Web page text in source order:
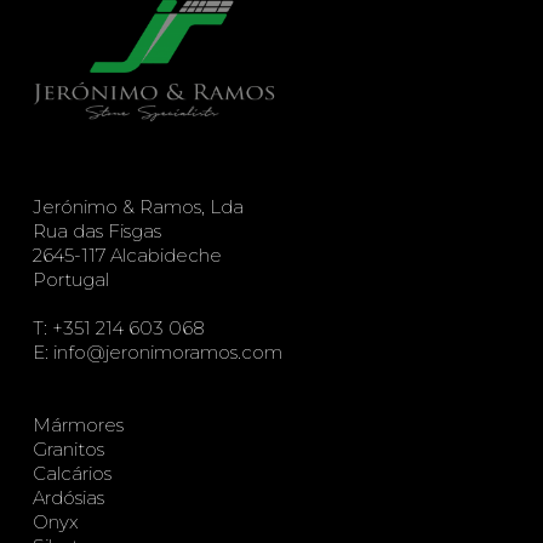
Jerónimo & Ramos, Lda
Rua das Fisgas
2645-117 Alcabideche
Portugal
T: +351 214 603 068
E: info@jeronimoramos.com
Mármores
Granitos
Calcários
Ardósias
Onyx